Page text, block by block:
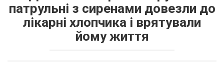
патрульні з сиренами довезли до
лікарні хлопчика і врятували
йому життя